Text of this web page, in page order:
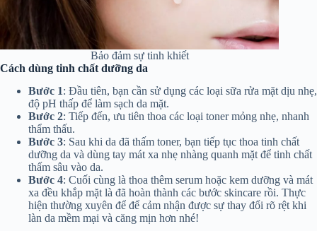
Bảo đảm sự tinh khiết
Cách dùng tinh chất dưỡng da
Bước 1: Đầu tiên, bạn cần sử dụng các loại sữa rửa mặt dịu nhẹ,
độ pH thấp để làm sạch da mặt.
Bước 2: Tiếp đến, ưu tiên thoa các loại toner mỏng nhẹ, nhanh
thẩm thấu.
Bước 3: Sau khi da đã thấm toner, bạn tiếp tục thoa tinh chất
dưỡng da và dùng tay mát xa nhẹ nhàng quanh mặt để tinh chất
thấm sâu vào da.
Bước 4: Cuối cùng là thoa thêm serum hoặc kem dưỡng và mát
xa đều khắp mặt là đã hoàn thành các bước skincare rồi. Thực
hiện thường xuyên để để cảm nhận được sự thay đổi rõ rệt khi
làn da mềm mại và căng mịn hơn nhé!